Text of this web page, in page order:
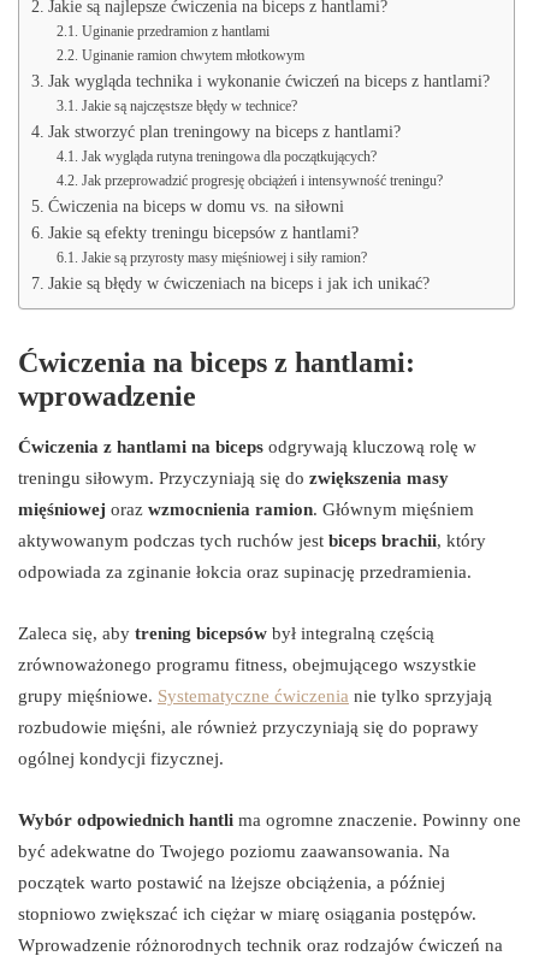
Jakie są najlepsze ćwiczenia na biceps z hantlami?
Uginanie przedramion z hantlami
Uginanie ramion chwytem młotkowym
Jak wygląda technika i wykonanie ćwiczeń na biceps z hantlami?
Jakie są najczęstsze błędy w technice?
Jak stworzyć plan treningowy na biceps z hantlami?
Jak wygląda rutyna treningowa dla początkujących?
Jak przeprowadzić progresję obciążeń i intensywność treningu?
Ćwiczenia na biceps w domu vs. na siłowni
Jakie są efekty treningu bicepsów z hantlami?
Jakie są przyrosty masy mięśniowej i siły ramion?
Jakie są błędy w ćwiczeniach na biceps i jak ich unikać?
Ćwiczenia na biceps z hantlami:
wprowadzenie
Ćwiczenia z hantlami na biceps odgrywają kluczową rolę w
treningu siłowym. Przyczyniają się do zwiększenia masy
mięśniowej oraz wzmocnienia ramion. Głównym mięśniem
aktywowanym podczas tych ruchów jest biceps brachii, który
odpowiada za zginanie łokcia oraz supinację przedramienia.
Zaleca się, aby trening bicepsów był integralną częścią
zrównoważonego programu fitness, obejmującego wszystkie
grupy mięśniowe. Systematyczne ćwiczenia nie tylko sprzyjają
rozbudowie mięśni, ale również przyczyniają się do poprawy
ogólnej kondycji fizycznej.
Wybór odpowiednich hantli ma ogromne znaczenie. Powinny one
być adekwatne do Twojego poziomu zaawansowania. Na
początek warto postawić na lżejsze obciążenia, a później
stopniowo zwiększać ich ciężar w miarę osiągania postępów.
Wprowadzenie różnorodnych technik oraz rodzajów ćwiczeń na